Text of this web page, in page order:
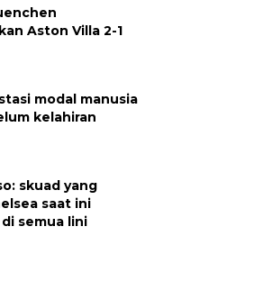
Aston Villa 2-1
modal manusia
kelahiran
skuad yang
saat ini
semua lini